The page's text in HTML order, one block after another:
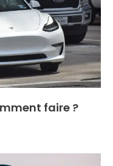
faire ?